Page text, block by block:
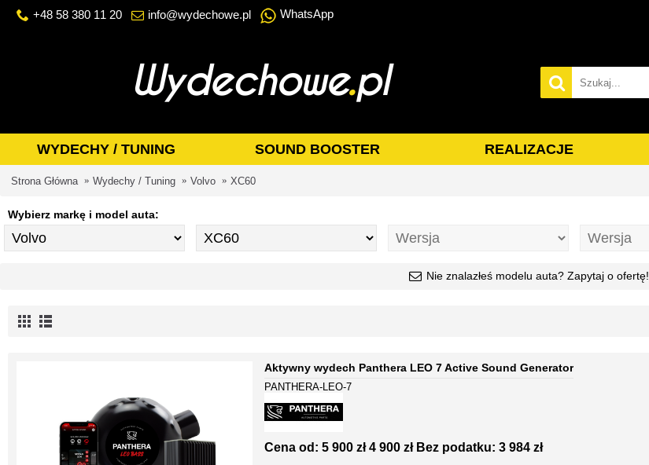
+48 58 380 11 20 info@wydechowe.pl WhatsApp
WYDECHY / TUNING SOUND BOOSTER REALIZACJE
Strona Główna Wydechy / Tuning Volvo XC60
Wybierz markę i model auta:
Nie znalazłeś modelu auta? Zapytaj o ofertę!
Aktywny wydech Panthera LEO 7 Active Sound Generator
PANTHERA-LEO-7
Cena od: 5 900 zł 4 900 zł Bez podatku: 3 984 zł